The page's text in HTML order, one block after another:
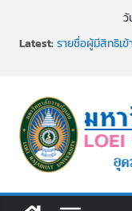
วั
Latest:รายชื่อผู้มีสิทธิเ
สนับสนุน สังกัด
๑,๙๗๒ ชุด โดยวิ
ม.ราชภัฏเลย จั
บำเพ็ญสาธาร
รายชื่อผู้ผ่านการ
สังกัดมหาวิทยา